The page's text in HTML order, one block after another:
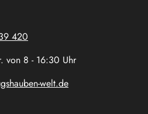
420
von 8 - 16:30 Uhr
welt.de